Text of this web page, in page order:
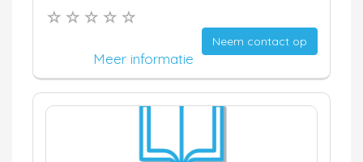
Neem contact op
Meer informatie